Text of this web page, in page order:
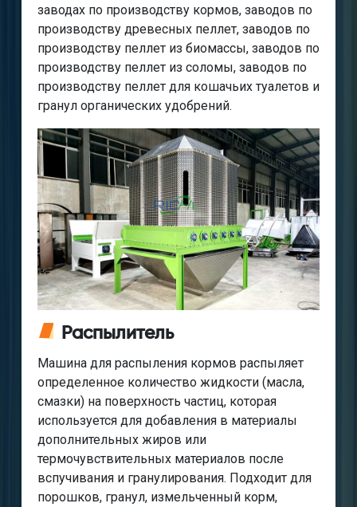
заводах по производству кормов, заводов по
производству древесных пеллет, заводов по
производству пеллет из биомассы, заводов по
производству пеллет из соломы, заводов по
производству пеллет для кошачьих туалетов и
гранул органических удобрений.
Распылитель
Машина для распыления кормов распыляет
определенное количество жидкости (масла,
смазки) на поверхность частиц, которая
используется для добавления в материалы
дополнительных жиров или
термочувствительных материалов после
вспучивания и гранулирования. Подходит для
порошков, гранул, измельченный корм,